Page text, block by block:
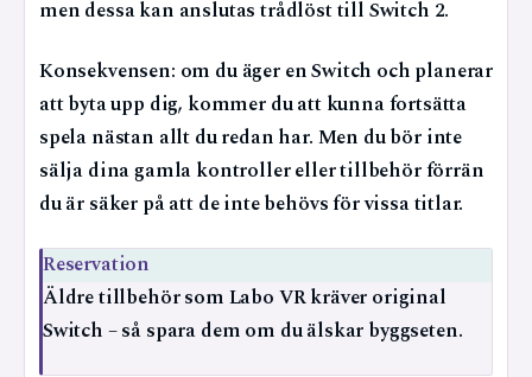
men dessa kan anslutas trådlöst till Switch 2.
Konsekvensen: om du äger en Switch och planerar
att byta upp dig, kommer du att kunna fortsätta
spela nästan allt du redan har. Men du bör inte
sälja dina gamla kontroller eller tillbehör förrän
du är säker på att de inte behövs för vissa titlar.
Reservation
Äldre tillbehör som Labo VR kräver original
Switch – så spara dem om du älskar byggseten.